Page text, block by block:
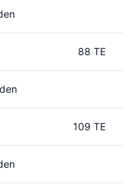
88 TE
109 TE